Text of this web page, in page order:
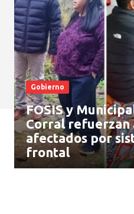
Gobierno
FOSIS y
Corral refuerzan
afectados por
frontal